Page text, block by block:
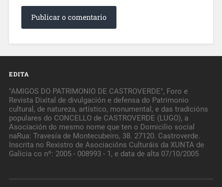
EDITA
"AMIGOS DO PATRIMONIO DE CASTROVERDE", Foro e
Revista Dixital de divulgación e defensa do Patrimonio
cultural, de natureza, artístico, monumental, e das tradicións
populares do CONCELLO de CASTROVERDE (LUGO), a
Asociación do mesmo nome que ten o Domicilio social
naRua: Travesía de Montecubeiro, 38. 27120. Castroverde.
Inscrita no Rexistro de Asociacións Culturáis da XUNTA de
Galicia co nº: 2005 - 008993 - 1, e data de alta 07/10/2005